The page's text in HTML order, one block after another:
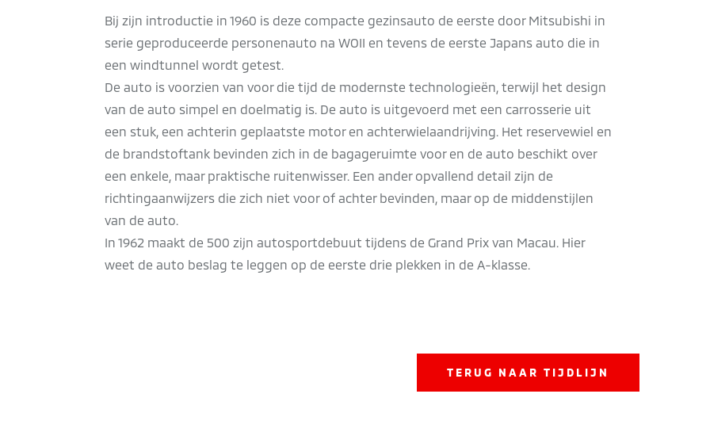
Bij zijn introductie in 1960 is deze compacte gezinsauto de eerste door Mitsubishi in
serie geproduceerde personenauto na WOII en tevens de eerste Japans auto die in
een windtunnel wordt getest.
De auto is voorzien van voor die tijd de modernste technologieën, terwijl het design
van de auto simpel en doelmatig is. De auto is uitgevoerd met een carrosserie uit
een stuk, een achterin geplaatste motor en achterwielaandrijving. Het reservewiel en
de brandstoftank bevinden zich in de bagageruimte voor en de auto beschikt over
een enkele, maar praktische ruitenwisser. Een ander opvallend detail zijn de
richtingaanwijzers die zich niet voor of achter bevinden, maar op de middenstijlen
van de auto.
In 1962 maakt de 500 zijn autosportdebuut tijdens de Grand Prix van Macau. Hier
weet de auto beslag te leggen op de eerste drie plekken in de A-klasse.
TERUG NAAR TIJDLIJN